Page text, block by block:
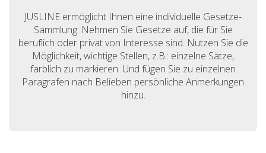
JUSLINE ermöglicht Ihnen eine individuelle Gesetze-
Sammlung: Nehmen Sie Gesetze auf, die für Sie
beruflich oder privat von Interesse sind. Nutzen Sie die
Möglichkeit, wichtige Stellen, z.B.: einzelne Sätze,
farblich zu markieren. Und fügen Sie zu einzelnen
Paragrafen nach Belieben persönliche Anmerkungen
hinzu.